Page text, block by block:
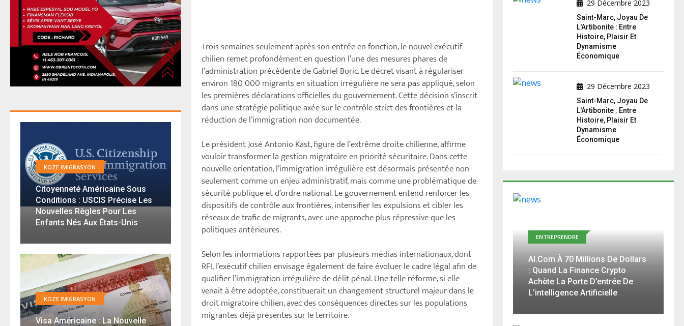
Trois semaines seulement après son entrée en fonction, le nouvel exécutif
chilien remet profondément en question l’une des mesures phares de
l’administration précédente de Gabriel Boric. Le décret visant à régulariser
environ 180 000 migrants en situation irrégulière ne sera pas appliqué, selon
les premières déclarations officielles du gouvernement. Cette décision s’inscrit
dans une stratégie politique axée sur le contrôle strict des frontières et la
réduction de l’immigration non documentée.
Le président José Antonio Kast, figure de l’extrême droite chilienne, affirme
vouloir transformer la gestion migratoire en priorité sécuritaire. Dans cette
nouvelle orientation, l’immigration irrégulière est désormais présentée non
seulement comme un enjeu administratif, mais comme une problématique de
sécurité publique et d’ordre national. Le gouvernement entend renforcer les
dispositifs de contrôle aux frontières, intensifier les expulsions et cibler les
réseaux de trafic de migrants, avec une approche plus répressive que les
politiques antérieures.
Selon les informations rapportées par plusieurs médias internationaux, dont
RFI, l’exécutif chilien envisage également de faire évoluer le cadre légal afin de
qualifier l’immigration irrégulière de délit pénal. Une telle réforme, si elle
venait à être adoptée, constituerait un changement structurel majeur dans le
droit migratoire chilien, avec des conséquences directes sur les populations
migrantes déjà présentes sur le territoire.
KOZE IMIGRASYON
Citoyenneté Américaine Sous
Conditions : USCIS Précise Les
Nouvelles Règles Pour Les
Enfants Nés Aux États-Unis
KOZE IMIGRASYON
Visa Américaine : La Nouvelle
29 Décembre 2023
Saint-Marc, Joyau De
L'Artibonite : Entre
Histoire, Plaisir Et
Dynamisme
Économique
29 Décembre 2023
Saint-Marc, Joyau De
L'Artibonite : Entre
Histoire, Plaisir Et
Dynamisme
Économique
ENTREPRENDRE
AI.com À 70 Millions De Dollars
: Quand La Finance Crypto
Achète La Porte D’entrée De
L’intelligence Artificielle